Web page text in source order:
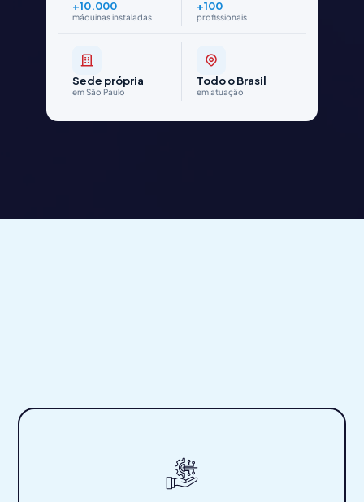
+10.000
máquinas instaladas
+100
profissionais
Sede própria
em São Paulo
Todo o Brasil
em atuação